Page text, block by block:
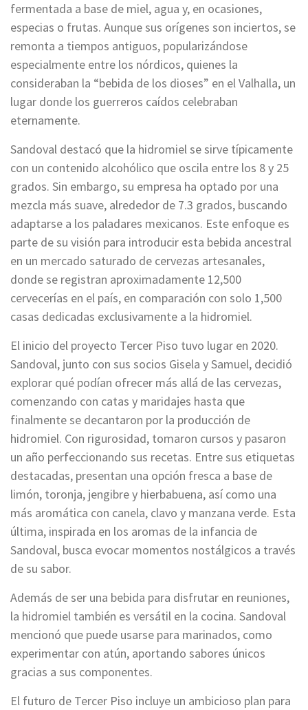
fermentada a base de miel, agua y, en ocasiones,
especias o frutas. Aunque sus orígenes son inciertos, se
remonta a tiempos antiguos, popularizándose
especialmente entre los nórdicos, quienes la
consideraban la “bebida de los dioses” en el Valhalla, un
lugar donde los guerreros caídos celebraban
eternamente.
Sandoval destacó que la hidromiel se sirve típicamente
con un contenido alcohólico que oscila entre los 8 y 25
grados. Sin embargo, su empresa ha optado por una
mezcla más suave, alrededor de 7.3 grados, buscando
adaptarse a los paladares mexicanos. Este enfoque es
parte de su visión para introducir esta bebida ancestral
en un mercado saturado de cervezas artesanales,
donde se registran aproximadamente 12,500
cervecerías en el país, en comparación con solo 1,500
casas dedicadas exclusivamente a la hidromiel.
El inicio del proyecto Tercer Piso tuvo lugar en 2020.
Sandoval, junto con sus socios Gisela y Samuel, decidió
explorar qué podían ofrecer más allá de las cervezas,
comenzando con catas y maridajes hasta que
finalmente se decantaron por la producción de
hidromiel. Con rigurosidad, tomaron cursos y pasaron
un año perfeccionando sus recetas. Entre sus etiquetas
destacadas, presentan una opción fresca a base de
limón, toronja, jengibre y hierbabuena, así como una
más aromática con canela, clavo y manzana verde. Esta
última, inspirada en los aromas de la infancia de
Sandoval, busca evocar momentos nostálgicos a través
de su sabor.
Además de ser una bebida para disfrutar en reuniones,
la hidromiel también es versátil en la cocina. Sandoval
mencionó que puede usarse para marinados, como
experimentar con atún, aportando sabores únicos
gracias a sus componentes.
El futuro de Tercer Piso incluye un ambicioso plan para